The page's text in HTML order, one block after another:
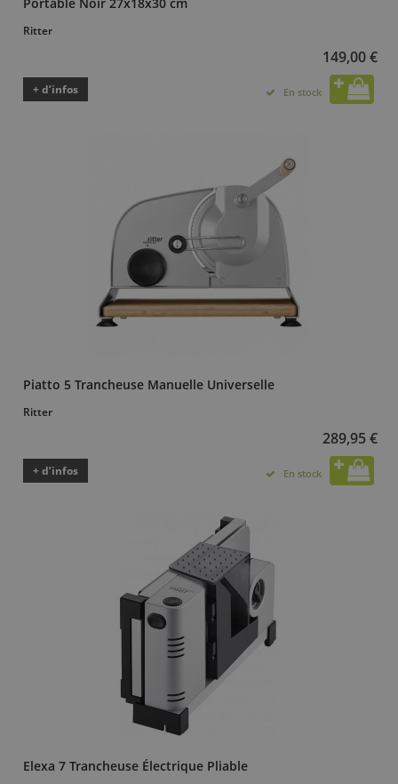
Ritter
149,00 €
+ d’infos En stock
Piatto 5 Trancheuse Manuelle Universelle
Ritter
289,95 €
+ d’infos En stock
Elexa 7 Trancheuse Électrique Pliable